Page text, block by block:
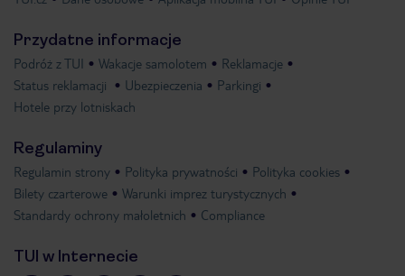
Przydatne informacje
Podróż z TUI Wakacje samolotem
Reklamacje
Status reklamacji
Ubezpieczenia
Parkingi
Hotele przy lotniskach
Regulaminy
Regulamin strony Polityka prywatności
Polityka cookies
Bilety czarterowe
Warunki imprez turystycznych
Standardy ochrony małoletnich
Compliance
TUI w Internecie